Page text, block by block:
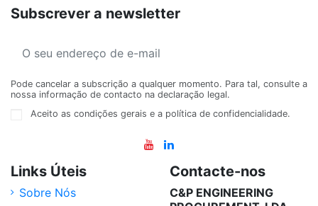
Subscrever a newsletter
Pode cancelar a subscrição a qualquer momento. Para tal, consulte a
nossa informação de contacto na declaração legal.
Aceito as condições gerais e a política de confidencialidade.
Links Úteis
Sobre Nós
Contacte-nos
C&P ENGINEERING